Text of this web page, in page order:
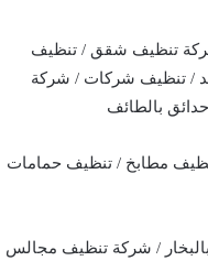
تنظيف شقق / تنظيف
/ تنظيف شركات / شركة
بالطائف
مطابخ / تنظيف حمامات
/ شركة تنظيف مجالس